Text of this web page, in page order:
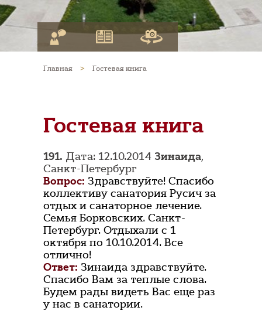
Главная > Гостевая книга
Гостевая книга
191. Дата: 12.10.2014 Зинаида,
Санкт-Петербург
Вопрос: Здравствуйте! Спасибо
коллективу санатория Русич за
отдых и санаторное лечение.
Семья Борковских. Санкт-
Петербург. Отдыхали с 1
октября по 10.10.2014. Все
отлично!
Ответ: Зинаида здравствуйте.
Спасибо Вам за теплые слова.
Будем рады видеть Вас еще раз
у нас в санатории.